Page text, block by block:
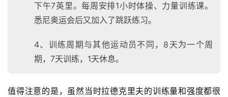
下午7英里。每周安排1小时体操、力量训练课。
悉尼奥运会后又加入了跳跃练习。
4、训练周期与其他运动员不同，8天为一个周
期，7天训练，1天休息。
值得注意的是，虽然当时拉德克里夫的训练量和强度都很